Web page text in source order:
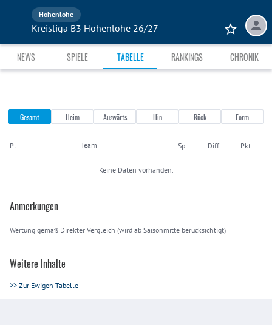
Hohenlohe
Kreisliga B3 Hohenlohe 26/27
NEWS SPIELE TABELLE RANKINGS CHRONIK
Gesamt Heim Auswärts Hin Rück Form
Pl. Team Sp. Diff. Pkt.
Keine Daten vorhanden.
Anmerkungen
Wertung gemäß Direkter Vergleich (wird ab Saisonmitte berücksichtigt)
Weitere Inhalte
>> Zur Ewigen Tabelle